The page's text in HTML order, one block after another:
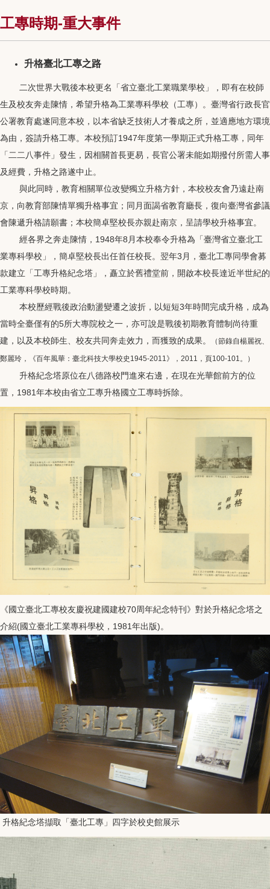
工專時期-重大事件
升格臺北工專之路
二次世界大戰後本校更名「省立臺北工業職業學校」，即有在校師
生及校友奔走陳情，希望升格為工業專科學校（工專）。臺灣省行政長官
公署教育處遂同意本校，以本省缺乏技術人才養成之所，並適應地方環境
為由，簽請升格工專。本校預訂1947年度第一學期正式升格工專，同年
「二二八事件」發生，因相關首長更易，長官公署未能如期撥付所需人事
及經費，升格之路遂中止。
與此同時，教育相關單位改變獨立升格方針，本校校友會乃遠赴南
京，向教育部陳情單獨升格事宜；同月面謁省教育廳長，復向臺灣省參議
會陳遞升格請願書；本校簡卓堅校長亦親赴南京，呈請學校升格事宜。
經各界之奔走陳情，1948年8月本校奉令升格為「臺灣省立臺北工
業專科學校」，簡卓堅校長出任首任校長。翌年3月，臺北工專同學會募
款建立「工專升格紀念塔」，矗立於舊禮堂前，開啟本校長達近半世紀的
工業專科學校時期。
本校歷經戰後政治動盪變遷之波折，以短短3年時間完成升格，成為
當時全臺僅有的5所大專院校之一，亦可說是戰後初期教育體制尚待重
建，以及本校師生、校友共同奔走效力，而獲致的成果。
（節錄自楊麗祝、
鄭麗玲，《百年風華：臺北科技大學校史1945-2011》，2011，頁100-101。）
升格紀念塔原位在八德路校門進來右邊，在現在光華館前方的位
置，1981年本校由省立工專升格國立工專時拆除。
《國立臺北工專校友慶祝建國建校70周年紀念特刊》對於升格紀念塔之
介紹(國立臺北工業專科學校，1981年出版)。
升格紀念塔擷取「臺北工專」四字於校史館展示